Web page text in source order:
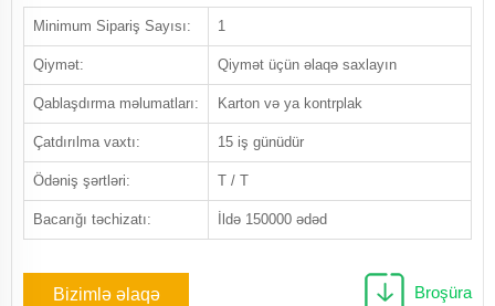
Minimum Sipariş Sayısı: 1
Qiymət: Qiymət üçün əlaqə saxlayın
Qablaşdırma məlumatları: Karton və ya kontrplak
Çatdırılma vaxtı: 15 iş günüdür
Ödəniş şərtləri: T / T
Bacarığı təchizatı: İldə 150000 ədəd
Bizimlə əlaqə Broşüra